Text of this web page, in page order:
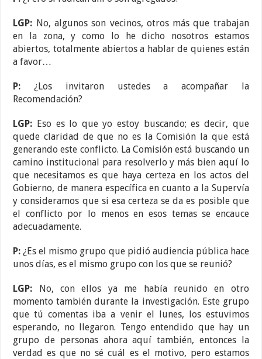
LGP: No, algunos son vecinos, otros más que trabajan
en la zona, y como lo he dicho nosotros estamos
abiertos, totalmente abiertos a hablar de quienes están
a favor…
P: ¿Los invitaron ustedes a acompañar la
Recomendación?
LGP: Eso es lo que yo estoy buscando; es decir, que
quede claridad de que no es la Comisión la que está
generando este conflicto. La Comisión está buscando un
camino institucional para resolverlo y más bien aquí lo
que necesitamos es que haya certeza en los actos del
Gobierno, de manera específica en cuanto a la Supervía
y consideramos que si esa certeza se da es posible que
el conflicto por lo menos en esos temas se encauce
adecuadamente.
P:¿Es el mismo grupo que pidió audiencia pública hace
unos días, es el mismo grupo con los que se reunió?
LGP:
No, con ellos ya me había reunido en otro
momento también durante la investigación. Este grupo
que tú comentas iba a venir el lunes, los estuvimos
esperando, no llegaron. Tengo entendido que hay un
grupo de personas ahora aquí también, entonces la
verdad es que no sé cuál es el motivo, pero estamos